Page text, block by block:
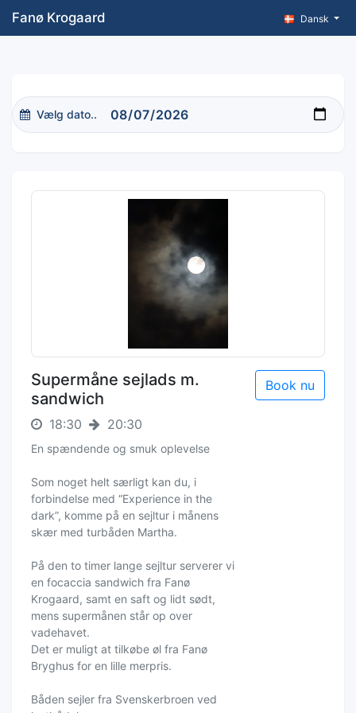
Fanø Krogaard Dansk
Vælg dato..
Supermåne sejlads m.
sandwich
18:30 20:30
En spændende og smuk oplevelse
Som noget helt særligt kan du, i
forbindelse med “Experience in the
dark”, komme på en sejltur i månens
skær med turbåden Martha.
På den to timer lange sejltur serverer vi
en focaccia sandwich fra Fanø
Krogaard, samt en saft og lidt sødt,
mens supermånen står op over
vadehavet.
Det er muligt at tilkøbe øl fra Fanø
Bryghus for en lille merpris.
Båden sejler fra Svenskerbroen ved
Book nu